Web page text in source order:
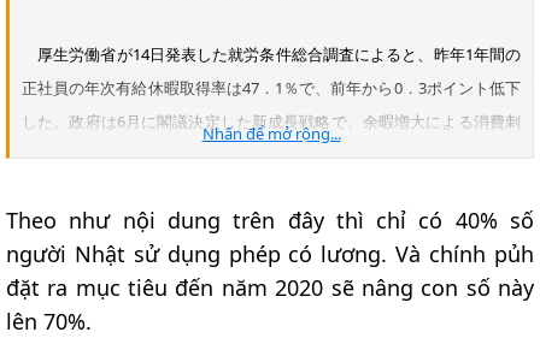
厚生労働省が14日発表した就労条件総合調査によると、昨年1年間の
正社員の年次有給休暇取得率は47．1％で、前年から0．3ポイント低下
した。政府は6月に閣議決定した新成長戦略で、余暇増大による消費刺
激効果を期待し、2020年までに取得率を70％に引き上げる目標を掲げ
だ。
調査は常勤の従業員30人以上の企業6143社を対象に実施。有効回答
率は71．7％。
それによると、09年に企業が付与した有給休暇は、労働者1人平均で
Nhấn để mở rộng...
Theo như nội dung trên đây thì chỉ có 40% số
người Nhật sử dụng phép có lương. Và chính pủh
đặt ra mục tiêu đến năm 2020 sẽ nâng con số này
lên 70%.